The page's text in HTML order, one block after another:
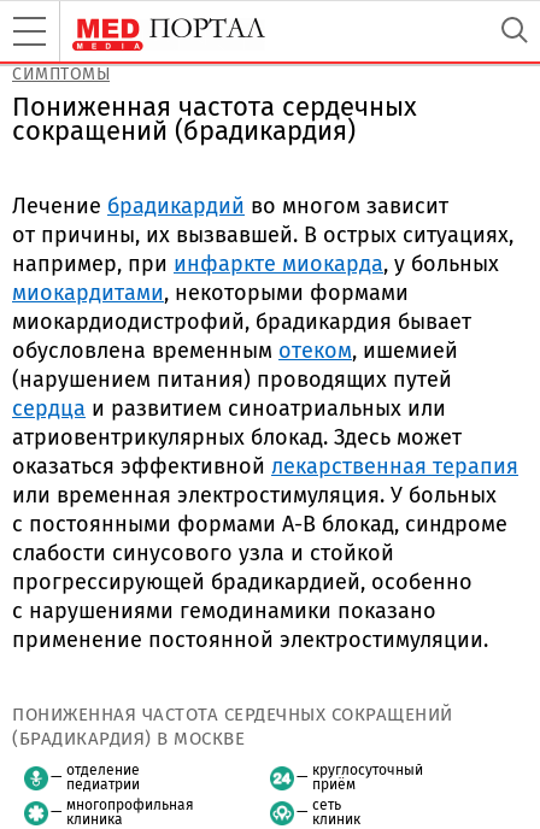
СИМПТОМЫ
Пониженная частота сердечных
сокращений (брадикардия)
Лечение брадикардий во многом зависит
от причины, их вызвавшей. В острых ситуациях,
например, при инфаркте миокарда, у больных
миокардитами, некоторыми формами
миокардиодистрофий, брадикардия бывает
обусловлена временным отеком, ишемией
(нарушением питания) проводящих путей
сердца и развитием синоатриальных или
атриовентрикулярных блокад. Здесь может
оказаться эффективной лекарственная терапия
или временная электростимуляция. У больных
с постоянными формами А-В блокад, синдроме
слабости синусового узла и стойкой
прогрессирующей брадикардией, особенно
с нарушениями гемодинамики показано
применение постоянной электростимуляции.
ПОНИЖЕННАЯ ЧАСТОТА СЕРДЕЧНЫХ СОКРАЩЕНИЙ
(БРАДИКАРДИЯ) В МОСКВЕ
отделение
педиатрии
многопрофильная
клиника
круглосуточный
приём
сеть
клиник